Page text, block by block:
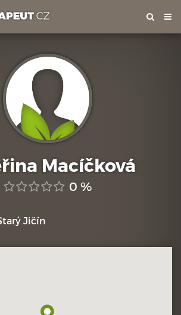
Macíčková
0 %
Jičín